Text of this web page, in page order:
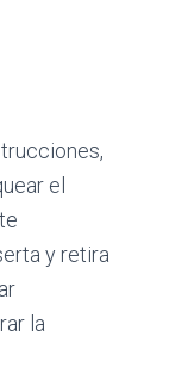
el
y retira
la